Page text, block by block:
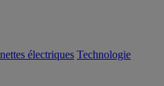
électriques Technologie